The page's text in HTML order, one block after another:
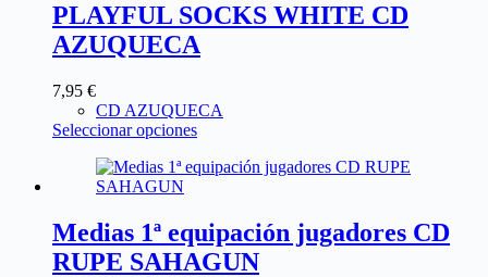
PLAYFUL SOCKS WHITE CD
AZUQUECA
7,95 €
CD AZUQUECA
Seleccionar opciones
Medias 1ª equipación jugadores CD
RUPE SAHAGUN